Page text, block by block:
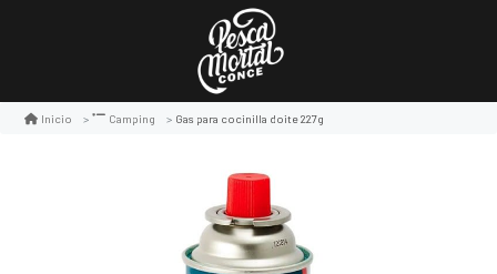
Inicio Camping Gas para cocinilla doite 227g